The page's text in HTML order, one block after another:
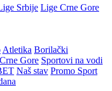
Srbije Lige Crne Gore
Atletika Borilački
Gore Sportovi na vodi
Naš stav Promo Sport